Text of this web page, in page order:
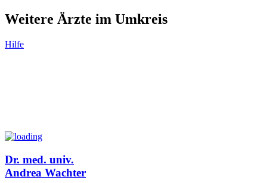
Weitere Ärzte im Umkreis
Hilfe
Dr. med. univ.
Andrea Wachter